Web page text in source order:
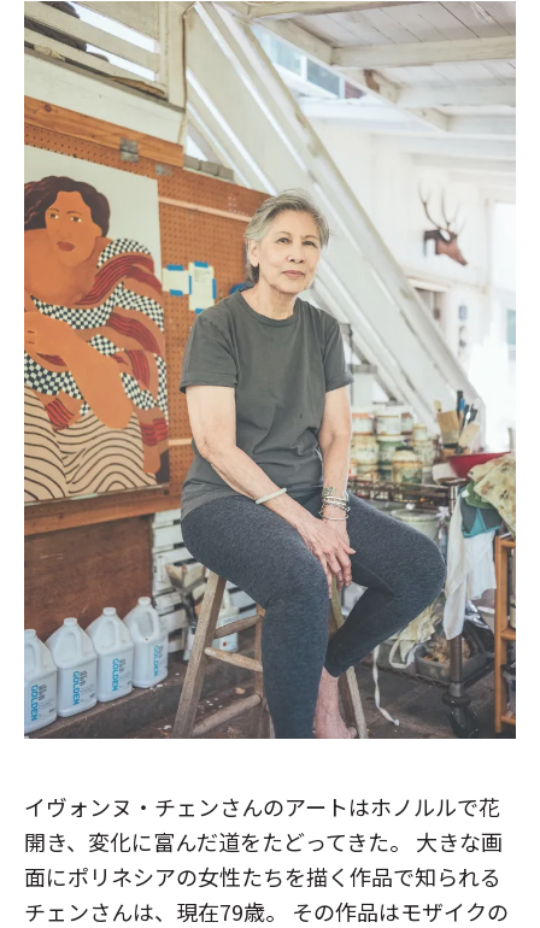
イヴォンヌ・チェンさんのアートはホノルルで花
開き、変化に富んだ道をたどってきた。 大きな画
面にポリネシアの女性たちを描く作品で知られる
チェンさんは、現在79歳。 その作品はモザイクの